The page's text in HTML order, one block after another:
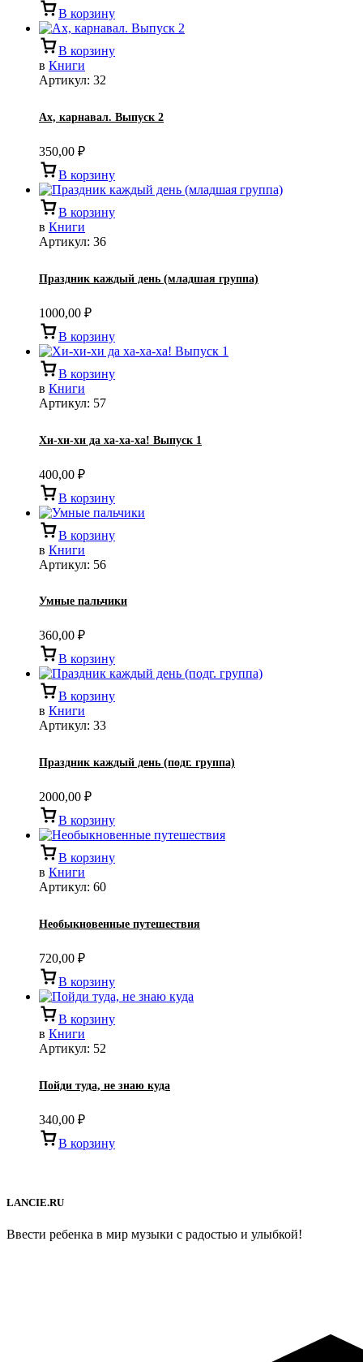
В корзину
В корзину
в Книги
Артикул: 32
Ах, карнавал. Выпуск 2
350,00 ₽
В корзину
В корзину
в Книги
Артикул: 36
Праздник каждый день (младшая группа)
1000,00 ₽
В корзину
В корзину
в Книги
Артикул: 57
Хи-хи-хи да ха-ха-ха! Выпуск 1
400,00 ₽
В корзину
В корзину
в Книги
Артикул: 56
Умные пальчики
360,00 ₽
В корзину
В корзину
в Книги
Артикул: 33
Праздник каждый день (подг. группа)
2000,00 ₽
В корзину
В корзину
в Книги
Артикул: 60
Необыкновенные путешествия
720,00 ₽
В корзину
В корзину
в Книги
Артикул: 52
Пойди туда, не знаю куда
340,00 ₽
В корзину
LANCIE.RU
Ввести ребенка в мир музыки с радостью и улыбкой!